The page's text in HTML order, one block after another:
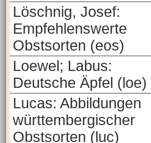
Löschnig, Josef:
Empfehlenswerte
Obstsorten (eos)
Loewel; Labus:
Deutsche Äpfel (loe)
Lucas: Abbildungen
württembergischer
Obstsorten (luc)